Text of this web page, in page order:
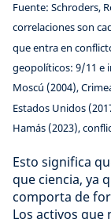
Fuente: Schroders,
correlaciones son
que entra en
geopolíticos: 9/11 e
Moscú (2004),
Estados Unidos
Hamás (2023),
Esto significa
que ciencia, ya
comporta de
Los activos